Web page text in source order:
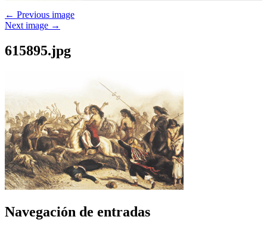
← Previous image
Next image →
615895.jpg
Navegación de entradas